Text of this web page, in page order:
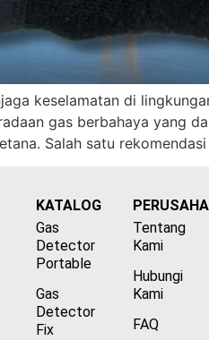
keselamatan di
gas berbahaya yang
Salah satu
KATALOG
Gas
Detector
Portable
Gas
Detector
Fix
Tentang
Kami
Hubungi
Kami
FAQ